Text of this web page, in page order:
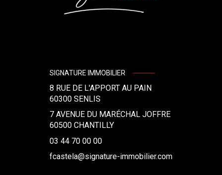
SIGNATURE IMMOBILIER
8 RUE DE L'APPORT AU PAIN
60300 SENLIS
7 AVENUE DU MARÉCHAL JOFFRE
60500 CHANTILLY
03 44 70 00 00
fcastela@signature-immobilier.com